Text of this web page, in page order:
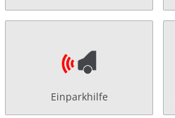
Einparkhilfe